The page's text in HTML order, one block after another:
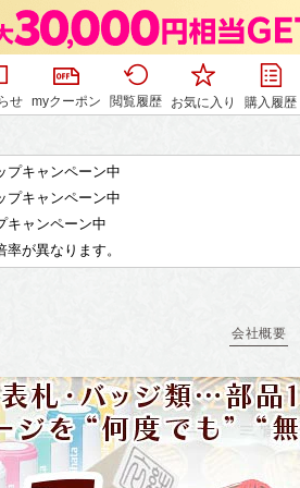
せ myクーポン 閲覧履歴 お気に入り 購入履歴
キャンペーン中
キャンペーン中
ャンペーン中
が異なります。